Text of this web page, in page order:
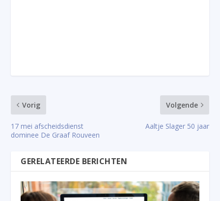
Vorig
17 mei afscheidsdienst
dominee De Graaf Rouveen
Volgende
Aaltje Slager 50 jaar
GERELATEERDE BERICHTEN